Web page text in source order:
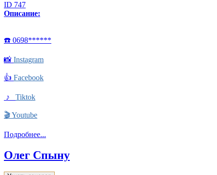
ID 747
Описание:
☎️ 0698******
📸 Instagram
👍 Facebook
♪ Tiktok
🎬Youtube
Подробнее...
Олег Спыну